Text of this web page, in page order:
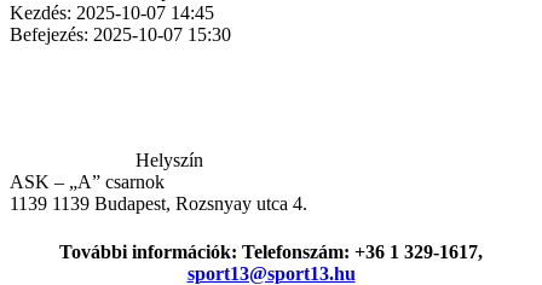
Kezdés: 2025-10-07 14:45
Befejezés: 2025-10-07 15:30
Helyszín
ASK – „A” csarnok
1139 1139 Budapest, Rozsnyay utca 4.
További információk: Telefonszám: +36 1 329-1617,
sport13@sport13.hu